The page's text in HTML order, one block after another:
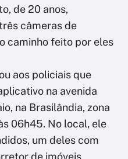
de 20 anos,
câmeras de
caminho feito por eles
aos policiais que
na avenida
na Brasilândia, zona
06h45. No local, ele
um deles com